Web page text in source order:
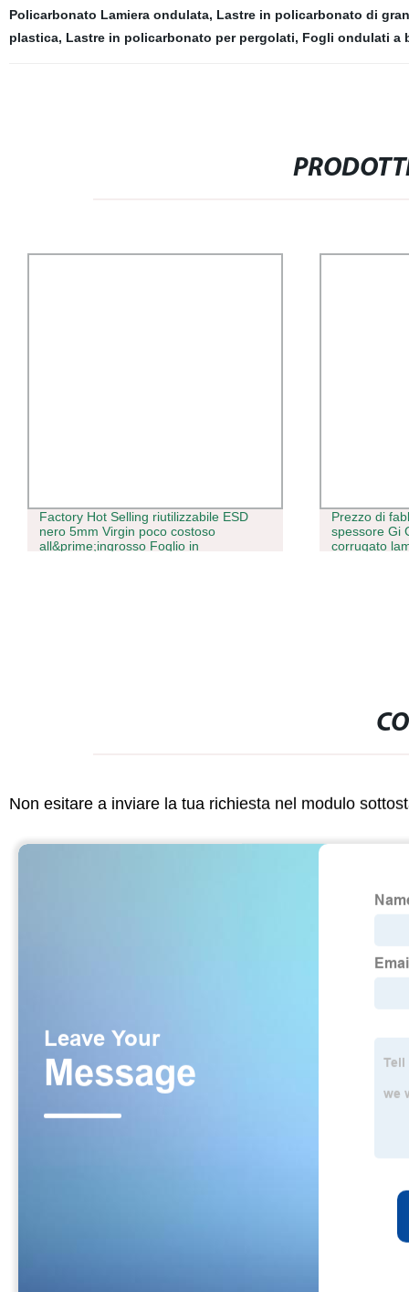
Policarbonato Lamiera ondulata, Lastre in policarbonato di
plastica, Lastre in policarbonato per pergolati, Fogli ondulati a
Factory Hot Selling riutilizzabile ESD
nero 5mm Virgin poco costoso
all&prime;ingrosso Foglio in
Prezzo di
spessore Gi
corrugato
Non esitare a inviare la tua richiesta nel modulo